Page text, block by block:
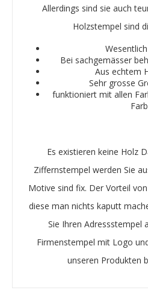
Allerdings sind sie auch
Holzstempel sind
Bei sachgemässer
Aus echtem
Sehr grosse
funktioniert mit allen
Es existieren keine Holz
Ziffernstempel werden Sie
Motive sind fix. Der Vorteil
diese man nichts kaputt
Sie Ihren Adressstempel
Firmenstempel mit Logo
unseren Produkten